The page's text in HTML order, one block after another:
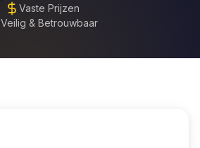
Vaste Prijzen
Veilig & Betrouwbaar